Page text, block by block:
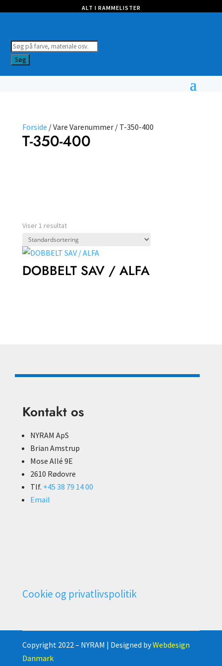
ALT I RAMMELISTER
Products
search
Søg
Forside / Vare Varenummer / T-350-400
T-350-400
Viser 1 resultat
DOBBELT SAV / ALFA
Kontakt os
NYRAM ApS
Brian Amstrup
Mose Allé 9E
2610 Rødovre
Tlf. +45 38 79 14 00
Email
Cookie og privatlivspolitik
Copyright 2022 – NYRAM | Designed byWebdesign
Danmark